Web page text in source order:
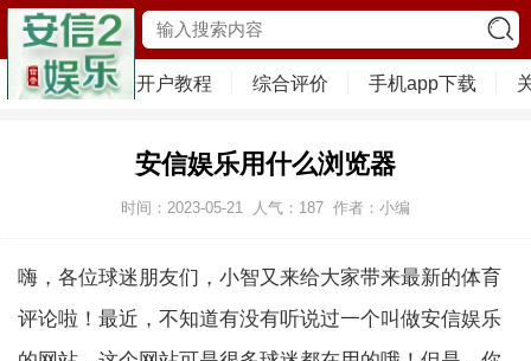
首页 注册开户教程 综合评价 手机app下载
安信娱乐用什么浏览器
时间：2023-05-21 人气： 187 作者：小编
嗨，各位球迷朋友们，小智又来给大家带来最新的体育
评论啦！最近，不知道有没有听说过一个叫做安信娱乐